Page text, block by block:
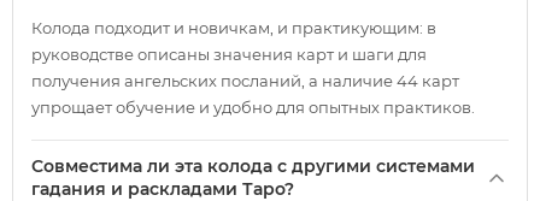
Колода подходит и новичкам, и практикующим: в
руководстве описаны значения карт и шаги для
получения ангельских посланий, а наличие 44 карт
упрощает обучение и удобно для опытных практиков.
Совместима ли эта колода с другими системами
гадания и раскладами Таро?